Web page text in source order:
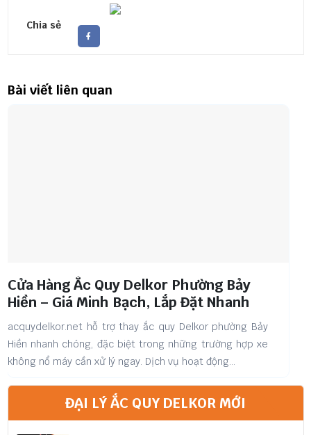
Chia sẻ
Bài viết liên quan
Cửa Hàng Ắc Quy Delkor Phường Bảy
Hiền – Giá Minh Bạch, Lắp Đặt Nhanh
acquydelkor.net hỗ trợ thay ắc quy Delkor phường Bảy
Hiền nhanh chóng, đặc biệt trong những trường hợp xe
không nổ máy cần xử lý ngay. Dịch vụ hoạt động...
ĐẠI LÝ ẮC QUY DELKOR MỚI